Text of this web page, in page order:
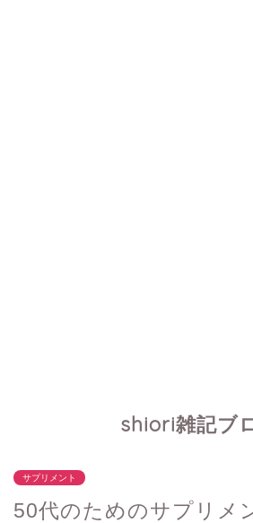
shiori雑記ブ
サプリメント
50代のためのサプリメ